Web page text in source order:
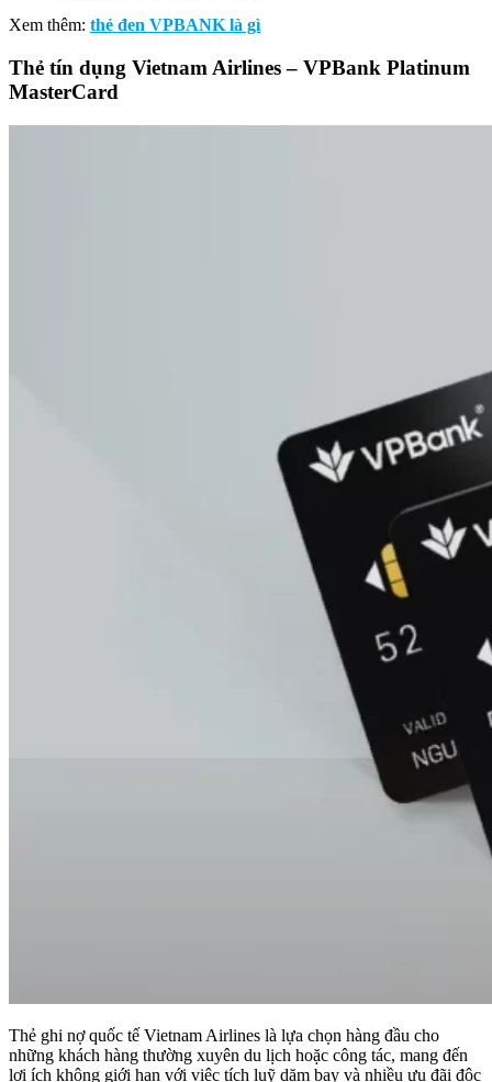
Xem thêm: thẻ đen VPBANK là gì
Thẻ tín dụng Vietnam Airlines – VPBank Platinum
MasterCard
Thẻ ghi nợ quốc tế Vietnam Airlines là lựa chọn hàng đầu cho
những khách hàng thường xuyên du lịch hoặc công tác, mang đến
lợi ích không giới hạn với việc tích luỹ dặm bay và nhiều ưu đãi độc